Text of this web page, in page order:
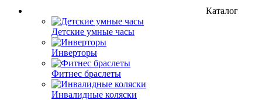
Каталог
Детские умные часы
Инверторы
Фитнес браслеты
Инвалидные коляски